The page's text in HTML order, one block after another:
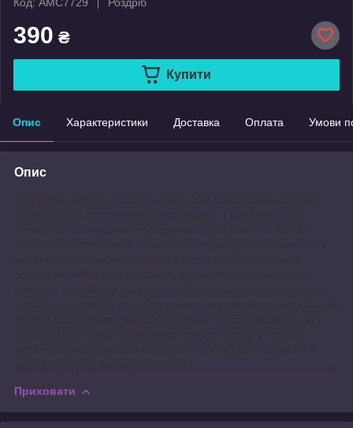
390 ₴
Купити
Опис Характеристики Доставка Оплата Умови
Опис
Приховати